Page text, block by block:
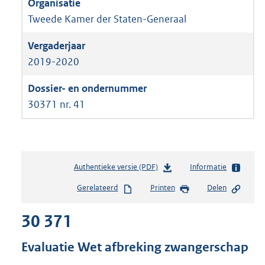
Tweede Kamer der Staten-Generaal
2019-2020
30371 nr. 41
Authentieke versie (PDF)b
s
s
Informatie
Gerelateerd Printen Delen
30 371
Evaluatie Wet afbreking zwangerschap